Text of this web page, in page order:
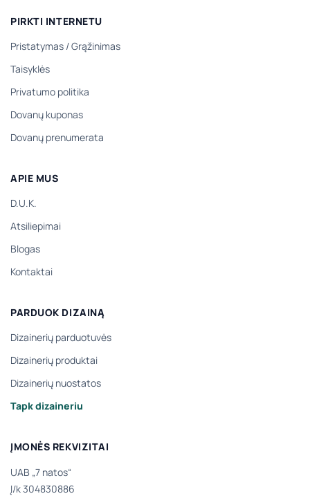
PIRKTI INTERNETU
Pristatymas /Grąžinimas
Taisyklės
Privatumo politika
Dovanų kuponas
Dovanų prenumerata
APIE MUS
D.U.K.
Atsiliepimai
Blogas
Kontaktai
PARDUOK DIZAINĄ
Dizainerių parduotuvės
Dizainerių produktai
Dizainerių nuostatos
Tapk dizaineriu
ĮMONĖS REKVIZITAI
UAB „7 natos“
Į/k 304830886